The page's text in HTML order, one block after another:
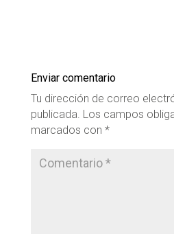
Enviar comentario
Tu dirección de correo
publicada. Los campos
marcados con *